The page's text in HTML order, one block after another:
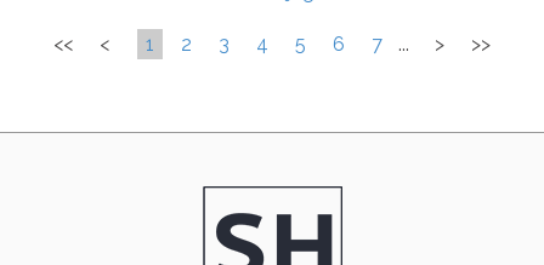
<< < 1 2 3 4 5 6 7 ... > >>